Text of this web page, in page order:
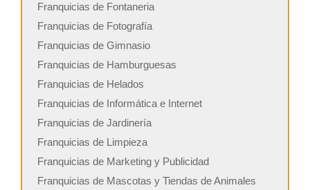
Franquicias de Fontaneria
Franquicias de Fotografía
Franquicias de Gimnasio
Franquicias de Hamburguesas
Franquicias de Helados
Franquicias de Informática e Internet
Franquicias de Jardinería
Franquicias de Limpieza
Franquicias de Marketing y Publicidad
Franquicias de Mascotas y Tiendas de Animales